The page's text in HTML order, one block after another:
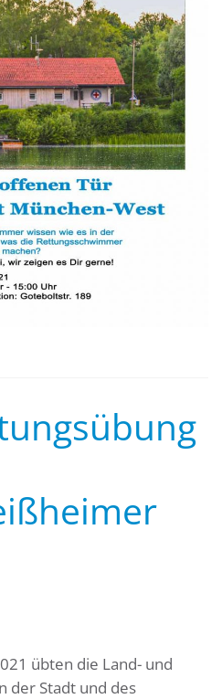
übten die Land- und
der Stadt und des